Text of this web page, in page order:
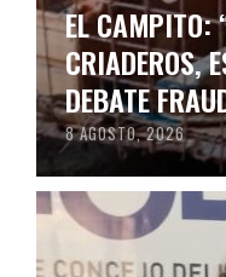
EL CAMPITO:
CRIADEROS,
DEBATE
8 AGOSTO, 2026